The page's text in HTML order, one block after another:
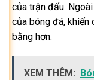
của trận đấu.
của bóng đá, khiến
bằng hơn.
XEM THÊM: